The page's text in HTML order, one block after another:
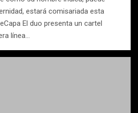
estará comisariada esta
El duo presenta un cartel
línea…